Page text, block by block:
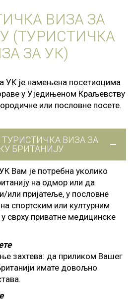
ВИЗА ЗА
(ТУРИСТИЧКА
ЗА УК)
УК је намењена посетиоцима
у Уједињеном Краљевству
или пословне посете.
ВИЗА ЗА
БРИТАНИЈУ
Вам је потребна уколико
на одмор или да
или пријатеље, у пословне
спортским или културним
сврху приватне медицинске
захтева: да приликом Вашег
имате довољно